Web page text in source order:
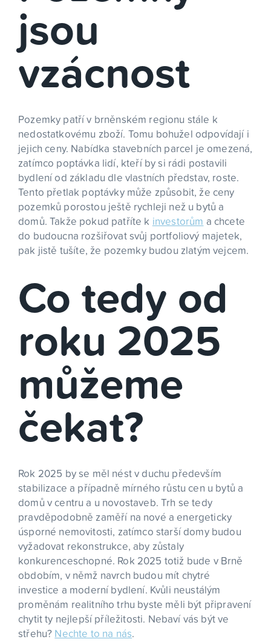
jsou
vzácnost
Pozemky patří v brněnském regionu stále k
nedostatkovému zboží. Tomu bohužel odpovídají i
jejich ceny. Nabídka stavebních parcel je omezená,
zatímco poptávka lidí, kteří by si rádi postavili
bydlení od základu dle vlastních představ, roste.
Tento přetlak poptávky může způsobit, že ceny
pozemků porostou ještě rychleji než u bytů a
domů. Takže pokud patříte k investorům a chcete
do budoucna rozšiřovat svůj portfoliový majetek,
pak jistě tušíte, že pozemky budou zlatým vejcem.
Co tedy od
roku 2025
můžeme
čekat?
Rok 2025 by se měl nést v duchu především
stabilizace a případně mírného růstu cen u bytů a
domů v centru a u novostaveb. Trh se tedy
pravděpodobně zaměří na nové a energeticky
úsporné nemovitosti, zatímco starší domy budou
vyžadovat rekonstrukce, aby zůstaly
konkurenceschopné. Rok 2025 totiž bude v Brně
obdobím, v němž navrch budou mít chytré
investice a moderní bydlení. Kvůli neustálým
proměnám realitního trhu byste měli být připravení
chytit ty nejlepší příležitosti. Nebaví vás být ve
střehu?Nechte to na nás.